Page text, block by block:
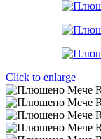
Click to enlarge